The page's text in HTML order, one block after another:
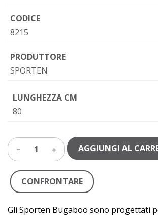
CODICE
8215
PRODUTTORE
SPORTEN
LUNGHEZZA CM
80
1 AGGIUNGI AL
CONFRONTARE
Gli Sporten Bugaboo sono progettati